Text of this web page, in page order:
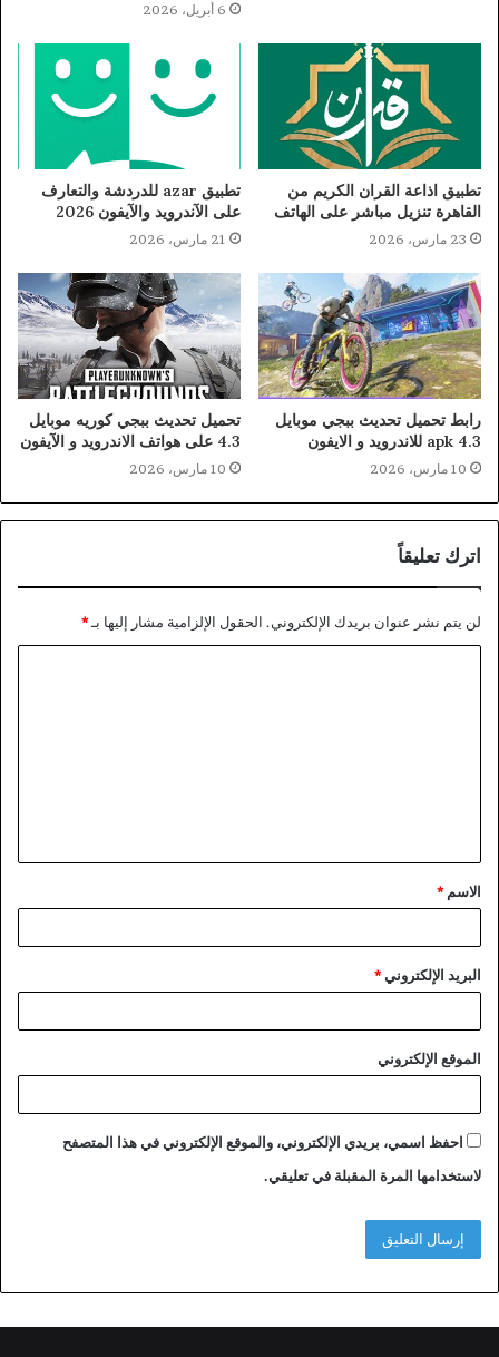
6 أبريل، 2026
تطبيق اذاعة القران الكريم من
القاهرة تنزيل مباشر على الهاتف
23 مارس، 2026
تطبيق azar للدردشة والتعارف
على الآندرويد والآيفون 2026
21 مارس، 2026
رابط تحميل تحديث ببجي موبايل
4.3 apk للاندرويد و الايفون
10 مارس، 2026
تحميل تحديث ببجي كوريه موبايل
4.3 على هواتف الاندرويد و الآيفون
10 مارس، 2026
اترك تعليقاً
لن يتم نشر عنوان بريدك الإلكتروني. الحقول الإلزامية مشار إليها بـ*
ق
*
الاسم *
البريد الإلكتروني*
الموقع الإلكتروني
احفظ اسمي، بريدي الإلكتروني، والموقع الإلكتروني في هذا المتصفح
لاستخدامها المرة المقبلة في تعليقي.